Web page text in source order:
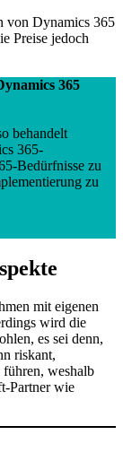
von Dynamics 365
Preise jedoch
365
behandelt
365-
Bedürfnisse zu
zu
mit eigenen
wird die
es sei denn,
riskant,
weshalb
Partner wie